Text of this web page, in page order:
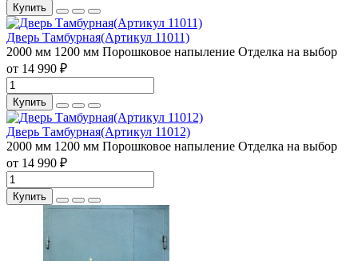
Купить
Дверь Тамбурная(Артикул 11011)
2000 мм 1200 мм Порошковое напыление Отделка на выбор
от 14 990 ₽
Купить
Дверь Тамбурная(Артикул 11012)
2000 мм 1200 мм Порошковое напыление Отделка на выбор
от 14 990 ₽
Купить